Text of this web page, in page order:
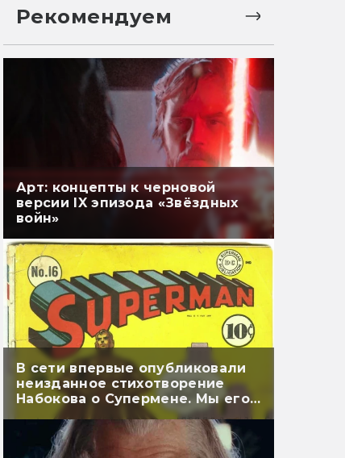
Рекомендуем
Арт: концепты к черновой
версии IX эпизода «Звёздных
войн»
В сети впервые опубликовали
неизданное стихотворение
Набокова о Супермене. Мы его
перевели